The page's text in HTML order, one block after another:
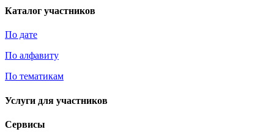
Каталог участников
По дате
По алфавиту
По тематикам
Услуги для участников
Сервисы